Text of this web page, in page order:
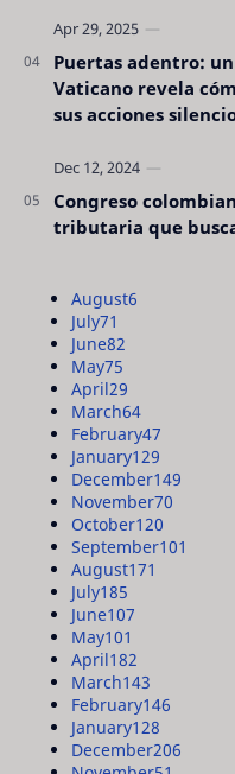
Puertas adentro:
Vaticano revela
sus acciones
Congreso
tributaria que
August6
July71
June82
May75
April29
March64
February47
January129
December149
November70
October120
September101
August171
July185
June107
May101
April182
March143
February146
January128
December206